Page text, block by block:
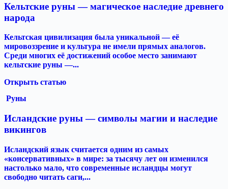
Кельтские руны — магическое наследие древнего
народа
Кельтская цивилизация была уникальной — её
мировоззрение и культура не имели прямых аналогов.
Среди многих её достижений особое место занимают
кельтские руны —...
Открыть статью
Руны
Исландские руны — символы магии и наследие
викингов
Исландский язык считается одним из самых
«консервативных» в мире: за тысячу лет он изменился
настолько мало, что современные исландцы могут
свободно читать саги,...